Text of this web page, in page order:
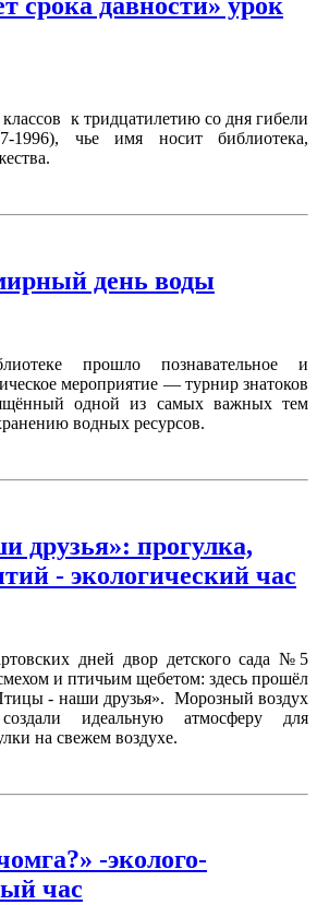
к тридцатилетию со дня гибели
1996), чье имя носит библиотека,
день воды
прошло познавательное и
мероприятие — турнир знатоков
одной из самых важных тем
водных ресурсов.
друзья»: прогулка,
- экологический час
дней двор детского сада №5
и птичьим щебетом: здесь прошёл
- наши друзья». Морозный воздух
идеальную атмосферу для
на свежем воздухе.
-эколого-
час